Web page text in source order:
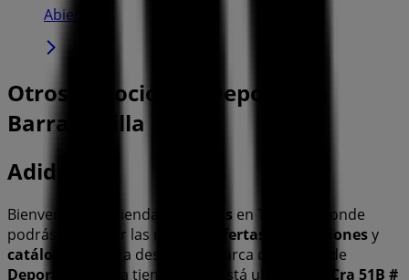
Abierto
Otros negocios de Deporte en
Barranquilla
Adidas
Bienvenido a la tienda de Adidas en Tiendeo, donde
podrás descubrir las mejores
ofertas promocionesy
catálogos
de esta destacada marca del sector de
Deporte
. Nuestra tienda física está ubicada en
Cra 51B #